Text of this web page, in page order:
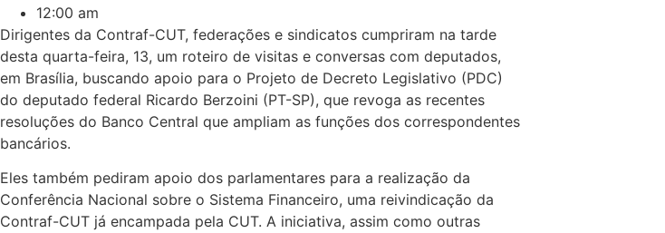
12:00 am
Dirigentes da Contraf-CUT, federações e sindicatos cumpriram na tarde
desta quarta-feira, 13, um roteiro de visitas e conversas com deputados,
em Brasília, buscando apoio para o Projeto de Decreto Legislativo (PDC)
do deputado federal Ricardo Berzoini (PT-SP), que revoga as recentes
resoluções do Banco Central que ampliam as funções dos correspondentes
bancários.
Eles também pediram apoio dos parlamentares para a realização da
Conferência Nacional sobre o Sistema Financeiro, uma reivindicação da
Contraf-CUT já encampada pela CUT. A iniciativa, assim como outras